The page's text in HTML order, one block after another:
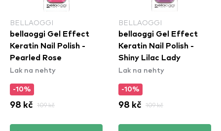
BELLAOGGI
bellaoggi Gel Effect
Keratin Nail Polish -
Pearled Rose
Lak na nehty
-10%
98 kč 109 kč
BELLAOGGI
bellaoggi Gel Effect
Keratin Nail Polish -
Shiny Lilac Lady
Lak na nehty
-10%
98 kč 109 kč